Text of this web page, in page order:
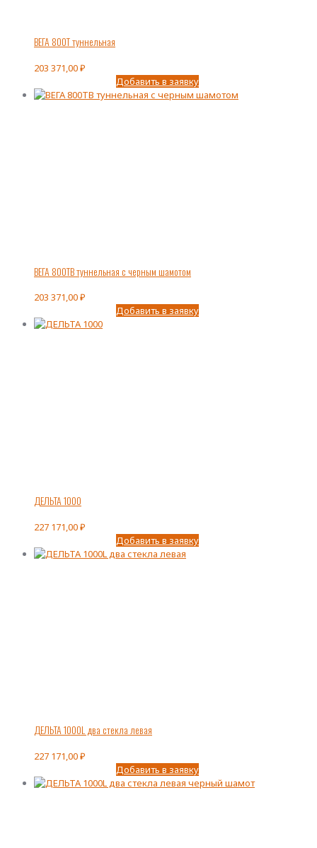
ВЕГА 800Т туннельная
203 371,00₽
Добавить в заявку
ВЕГА 800ТВ туннельная с черным шамотом
203 371,00₽
Добавить в заявку
ДЕЛЬТА 1000
227 171,00₽
Добавить в заявку
ДЕЛЬТА 1000L два стекла левая
227 171,00₽
Добавить в заявку